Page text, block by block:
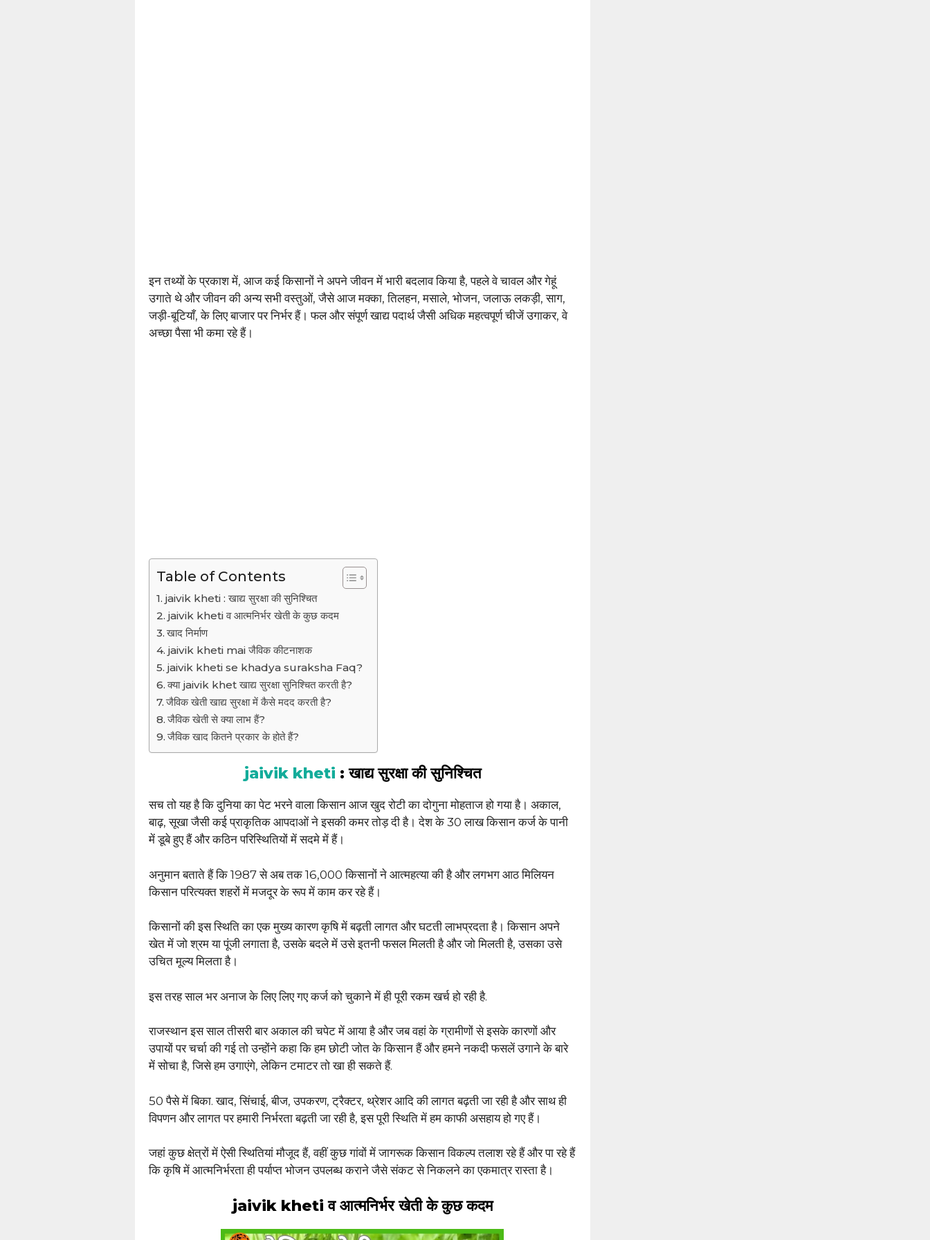
इन तथ्यों के प्रकाश में, आज कई किसानों ने अपने जीवन में भारी बदलाव किया है, पहले वे चावल और गेहूं
उगाते थे और जीवन की अन्य सभी वस्तुओं, जैसे आज मक्का, तिलहन, मसाले, भोजन, जलाऊ लकड़ी, साग,
जड़ी-बूटियाँ, के लिए बाजार पर निर्भर हैं। फल और संपूर्ण खाद्य पदार्थ जैसी अधिक महत्वपूर्ण चीजें उगाकर, वे
अच्छा पैसा भी कमा रहे हैं।
Table of Contents
jaivik kheti : खाद्य सुरक्षा की सुनिश्चित
jaivik kheti व आत्मनिर्भर खेती के कुछ कदम
खाद निर्माण
jaivik kheti mai जैविक कीटनाशक
jaivik kheti se khadya suraksha Faq?
क्या jaivik khet खाद्य सुरक्षा सुनिश्चित करती है?
जैविक खेती खाद्य सुरक्षा में कैसे मदद करती है?
जैविक खेती से क्या लाभ हैं?
जैविक खाद कितने प्रकार के होते हैं?
jaivik kheti : खाद्य सुरक्षा की सुनिश्चित
सच तो यह है कि दुनिया का पेट भरने वाला किसान आज खुद रोटी का दोगुना मोहताज हो गया है। अकाल,
बाढ़, सूखा जैसी कई प्राकृतिक आपदाओं ने इसकी कमर तोड़ दी है। देश के 30 लाख किसान कर्ज के पानी
में डूबे हुए हैं और कठिन परिस्थितियों में सदमे में हैं।
अनुमान बताते हैं कि 1987 से अब तक 16,000 किसानों ने आत्महत्या की है और लगभग आठ मिलियन
किसान परित्यक्त शहरों में मजदूर के रूप में काम कर रहे हैं।
किसानों की इस स्थिति का एक मुख्य कारण कृषि में बढ़ती लागत और घटती लाभप्रदता है। किसान अपने
खेत में जो श्रम या पूंजी लगाता है, उसके बदले में उसे इतनी फसल मिलती है और जो मिलती है, उसका उसे
उचित मूल्य मिलता है।
इस तरह साल भर अनाज के लिए लिए गए कर्ज को चुकाने में ही पूरी रकम खर्च हो रही है.
राजस्थान इस साल तीसरी बार अकाल की चपेट में आया है और जब वहां के ग्रामीणों से इसके कारणों और
उपायों पर चर्चा की गई तो उन्होंने कहा कि हम छोटी जोत के किसान हैं और हमने नकदी फसलें उगाने के बारे
में सोचा है, जिसे हम उगाएंगे, लेकिन टमाटर तो खा ही सकते हैं.
50 पैसे में बिका. खाद, सिंचाई, बीज, उपकरण, ट्रैक्टर, थ्रेशर आदि की लागत बढ़ती जा रही है और साथ ही
विपणन और लागत पर हमारी निर्भरता बढ़ती जा रही है, इस पूरी स्थिति में हम काफी असहाय हो गए हैं।
जहां कुछ क्षेत्रों में ऐसी स्थितियां मौजूद हैं, वहीं कुछ गांवों में जागरूक किसान विकल्प तलाश रहे हैं और पा रहे हैं
कि कृषि में आत्मनिर्भरता ही पर्याप्त भोजन उपलब्ध कराने जैसे संकट से निकलने का एकमात्र रास्ता है।
jaivik kheti व आत्मनिर्भर खेती के कुछ कदम